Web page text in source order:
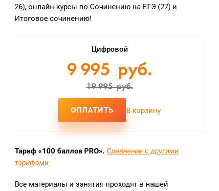
26), онлайн-курсы по Сочинению на ЕГЭ (27) и
Итоговое сочинению!
Цифровой
9 995 руб.
19 995 руб.
ОПЛАТИТЬ В корзину
Тариф «100 баллов PRO». Сравнение с другими
тарифами
Все материалы и занятия проходят в нашей